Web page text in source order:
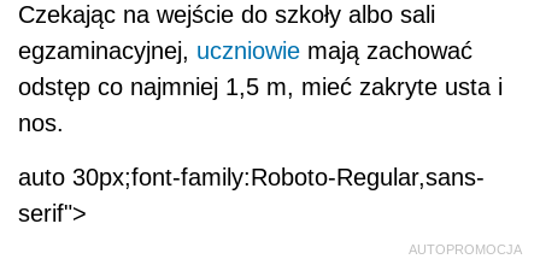
Czekając na wejście do szkoły albo sali
egzaminacyjnej, uczniowie mają zachować
odstęp co najmniej 1,5 m, mieć zakryte usta i
nos.
auto 30px;font-family:Roboto-Regular,sans-
serif">
AUTOPROMOCJA